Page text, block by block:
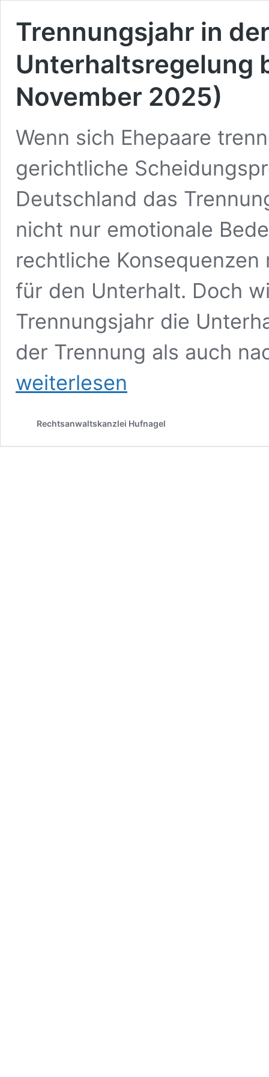
Trennungsjahr in
Unterhaltsregelung
November 2025)
Wenn sich Ehepaare
gerichtliche
Deutschland das
nicht nur emotionale
rechtliche
für den Unterhalt. Doch
Trennungsjahr die
der Trennung als auch
weiterlesen
Rechtsanwaltskanzlei Hufnagel